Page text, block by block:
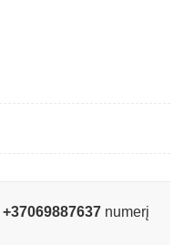
+37069887637 numerį